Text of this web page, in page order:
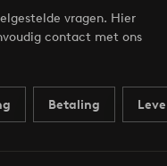
vragen. Hier
contact met ons
Betaling